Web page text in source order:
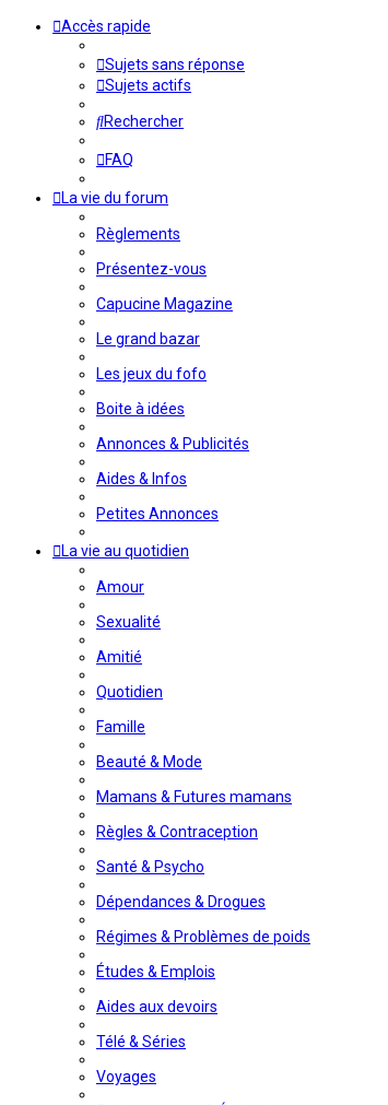
Accès rapide
Sujets sans réponse
Sujets actifs
Rechercher
FAQ
La vie du forum
Règlements
Présentez-vous
Capucine Magazine
Le grand bazar
Les jeux du fofo
Boite à idées
Annonces & Publicités
Aides & Infos
Petites Annonces
La vie au quotidien
Amour
Sexualité
Amitié
Quotidien
Famille
Beauté & Mode
Mamans & Futures mamans
Règles & Contraception
Santé & Psycho
Dépendances & Drogues
Régimes & Problèmes de poids
Études & Emplois
Aides aux devoirs
Télé & Séries
Voyages